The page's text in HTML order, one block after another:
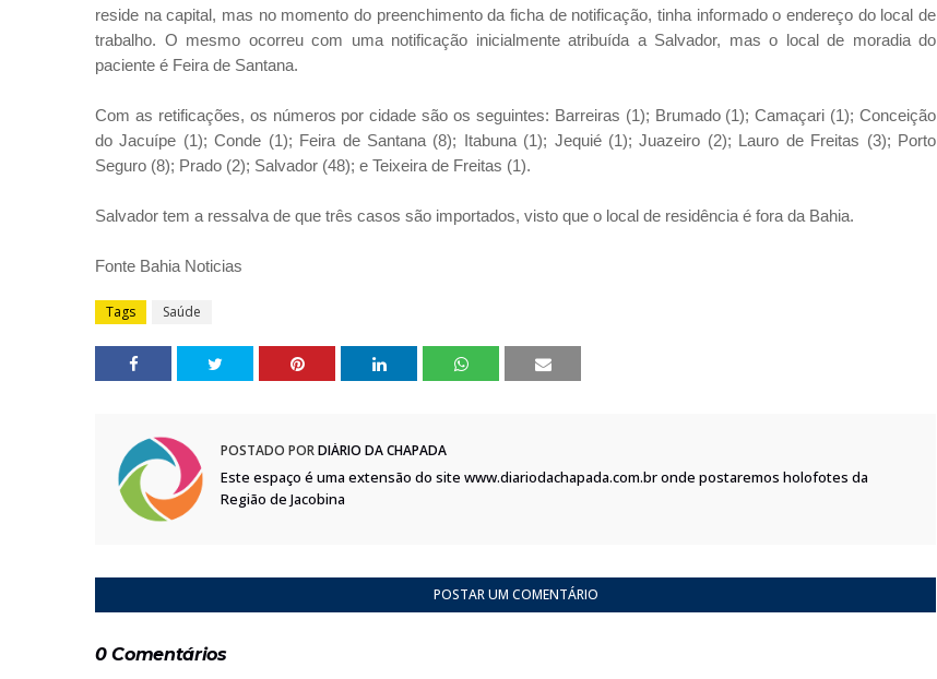
reside na capital, mas no momento do preenchimento da ficha de notificação, tinha informado o endereço do local de
trabalho. O mesmo ocorreu com uma notificação inicialmente atribuída a Salvador, mas o local de moradia do
paciente é Feira de Santana.
Com as retificações, os números por cidade são os seguintes: Barreiras (1); Brumado (1); Camaçari (1); Conceição
do Jacuípe (1); Conde (1); Feira de Santana (8); Itabuna (1); Jequié (1); Juazeiro (2); Lauro de Freitas (3); Porto
Seguro (8); Prado (2); Salvador (48); e Teixeira de Freitas (1).
Salvador tem a ressalva de que três casos são importados, visto que o local de residência é fora da Bahia.
Fonte Bahia Noticias
Tags Saúde
POSTADO PORDIÁRIO DA CHAPADA
Este espaço é uma extensão do site www.diariodachapada.com.br onde postaremos holofotes da
Região de Jacobina
POSTAR UM COMENTÁRIO
0 Comentários